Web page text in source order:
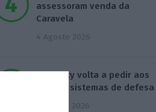
assessoram venda da
Caravela
4 Agosto 2026
Zelensky volta a pedir aos
aliados sistemas de defesa
5 Agosto 2026